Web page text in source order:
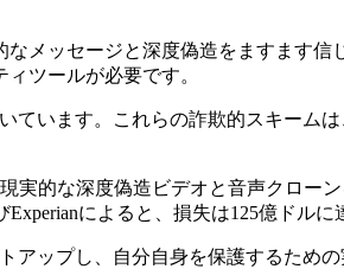
メッセージと深度偽造をますます
ツールが必要です。
います。これらの詐欺的スキーム
的な深度偽造ビデオと音声クロー
によると、損失は125億ドルに
ップし、自分自身を保護するため